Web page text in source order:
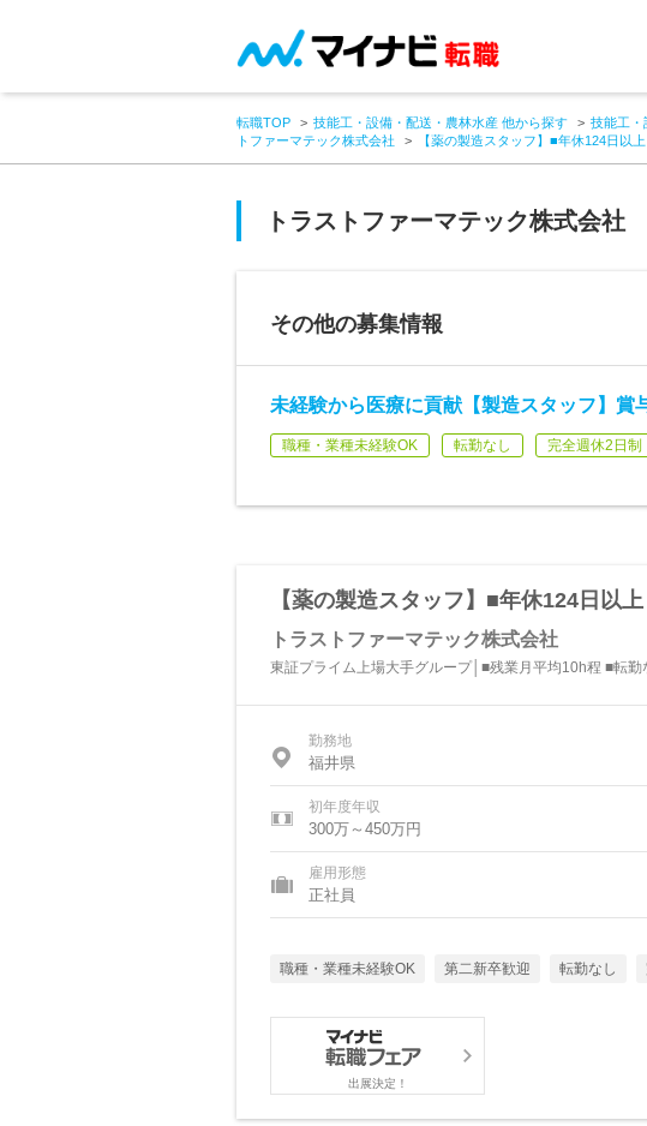
転職TOP 技能工・設備・配送・農林水産 他から探す 技能工・
トファーマテック株式会社
【薬の製造スタッフ】■年休124日以
トラストファーマテック株式会社
その他の募集情報
未経験から医療に貢献【製造スタッフ】賞
職種・業種未経験OK 転勤なし 完全週休2日制
【薬の製造スタッフ】■年休124日以
トラストファーマテック株式会社
東証プライム上場大手グループ│■残業月平均10h程 ■転勤
勤務地
福井県
初年度年収
300万～450万円
雇用形態
正社員
職種・業種未経験OK 第二新卒歓迎 転勤なし
出展決定！